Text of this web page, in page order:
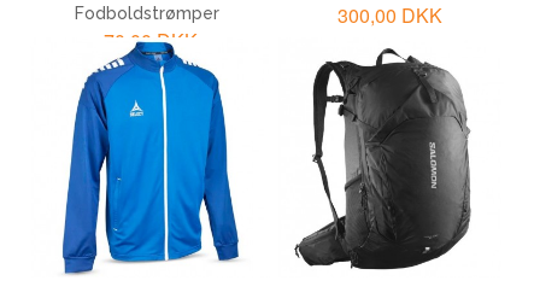
Fodboldstrømper
70,00 DKK
LÆG I KURV
300,00 DKK
LÆG I KURV